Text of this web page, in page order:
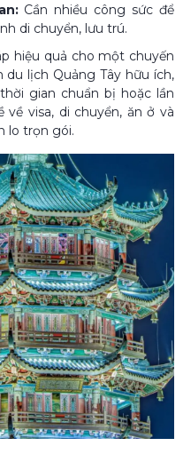
Cần nhiều công sức để
di chuyển, lưu trú.
hiệu quả cho một chuyến
lịch Quảng Tây hữu ích,
gian chuẩn bị hoặc lần
về visa, di chuyển, ăn ở và
lo trọn gói.